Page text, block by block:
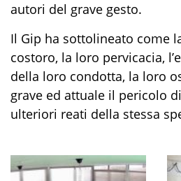
autori del grave gesto.
Il Gip ha sottolineato come
costoro, la loro pervicacia,
della loro condotta, la loro
grave ed attuale il pericolo
ulteriori reati della stessa